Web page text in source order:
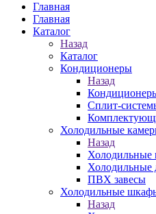
Главная
Главная
Каталог
Назад
Каталог
Кондиционеры
Назад
Сплит-
Холодильные
Назад
Холодильные
Холодильные
ПВХ завесы
Холодильные
Назад